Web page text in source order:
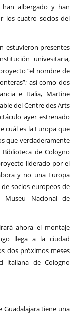
albergado y han
los cuatro socios del
estuvieron presentes
univesitaria,
“el nombre de
así como dos
e Italia, Martine
del Centre des Arts
ayer estrenado
cuál es la Europa que
que verdaderamente
de Cologno
liderado por el
y no una Europa
socios europeos de
Nacional de
ahora el montaje
llega a la ciudad
dos próximos meses
italiana de Cologno
Guadalajara tiene una